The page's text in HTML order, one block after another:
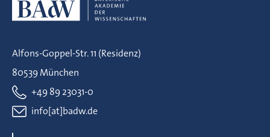
Alfons-Goppel-Str. 11 (Residenz)
80539 München
+49 89 23031-0
info[at]badw.de